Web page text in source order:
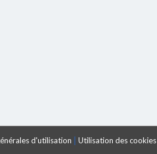
d'utilisation | Utilisation des cookies